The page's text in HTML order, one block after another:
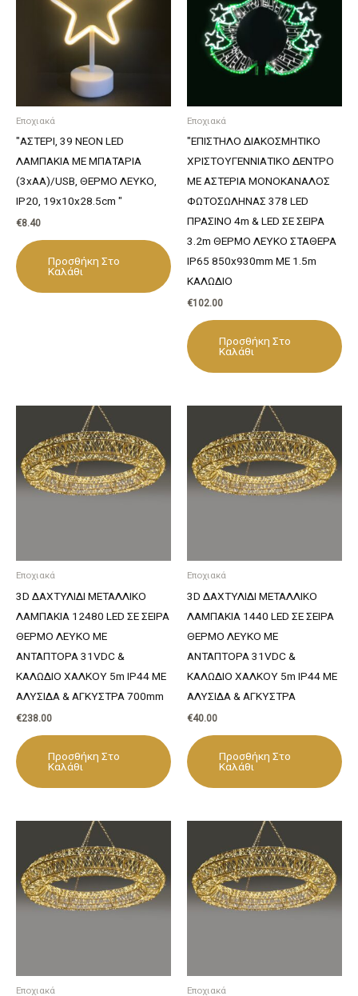
Εποχιακά
"ΑΣΤΕΡΙ, 39 NEON LED
ΛΑΜΠΑΚΙΑ ΜΕ ΜΠΑΤΑΡΙΑ
(3xAA)/USB, ΘΕΡΜΟ ΛΕΥΚΟ,
IP20, 19x10x28.5cm "
€8.40
Προσθήκη Στο
Καλάθι
Εποχιακά
"ΕΠΙΣΤΗΛΟ ΔΙΑΚΟΣΜΗΤΙΚΟ
ΧΡΙΣΤΟΥΓΕΝΝΙΑΤΙΚΟ ΔΕΝΤΡΟ
ΜΕ ΑΣΤΕΡΙΑ ΜΟΝΟΚΑΝΑΛΟΣ
ΦΩΤΟΣΩΛΗΝΑΣ 378 LED
ΠΡΑΣΙΝΟ 4m & LED ΣΕ ΣΕΙΡΑ
3.2m ΘΕΡΜΟ ΛΕΥΚΟ ΣΤΑΘΕΡΑ
IP65 850x930mm ΜΕ 1.5m
ΚΑΛΩΔΙΟ
€102.00
Προσθήκη Στο
Καλάθι
Εποχιακά
3D ΔΑΧΤΥΛΙΔΙ ΜΕΤΑΛΛΙΚΟ
ΛΑΜΠΑΚΙΑ 12480 LED ΣΕ ΣΕΙΡΑ
ΘΕΡΜΟ ΛΕΥΚΟ ΜΕ
ΑΝΤΑΠΤΟΡΑ 31VDC &
ΚΑΛΩΔΙΟ ΧΑΛΚΟΥ 5m IP44 ΜΕ
ΑΛΥΣΙΔΑ & ΑΓΚΥΣΤΡΑ 700mm
€238.00
Προσθήκη Στο
Καλάθι
Εποχιακά
3D ΔΑΧΤΥΛΙΔΙ ΜΕΤΑΛΛΙΚΟ
ΛΑΜΠΑΚΙΑ 1440 LED ΣΕ ΣΕΙΡΑ
ΘΕΡΜΟ ΛΕΥΚΟ ΜΕ
ΑΝΤΑΠΤΟΡΑ 31VDC &
ΚΑΛΩΔΙΟ ΧΑΛΚΟΥ 5m IP44 ΜΕ
ΑΛΥΣΙΔΑ & ΑΓΚΥΣΤΡΑ
€40.00
Προσθήκη Στο
Καλάθι
Εποχιακά Εποχιακά